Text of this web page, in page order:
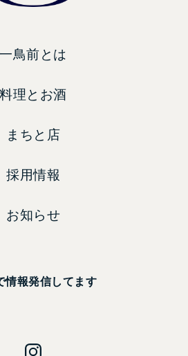
一鳥前とは
料理とお酒
まちと店
採用情報
お知らせ
情報発信してます